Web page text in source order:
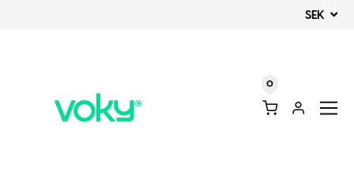
SEK
0